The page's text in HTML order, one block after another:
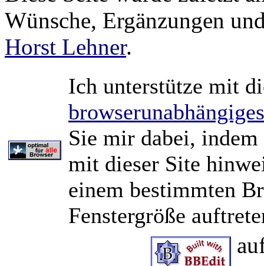
Wünsche, Ergänzungen
Horst Lehner.
Ich unterstütze mit
Sie mir dabei,
mit dieser Site
einem bestimmten
Fenstergröße